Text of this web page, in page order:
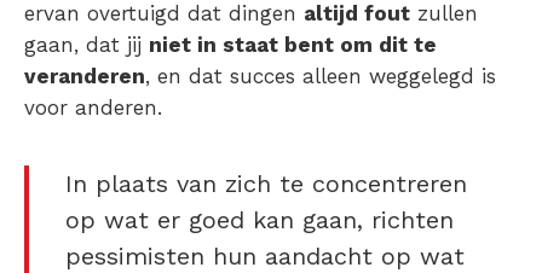
ervan overtuigd dat dingen altijd fout zullen
gaan, dat jij niet in staat bent om dit te
veranderen, en dat succes alleen weggelegd is
voor anderen.
In plaats van zich te concentreren
op wat er goed kan gaan, richten
pessimisten hun aandacht op wat